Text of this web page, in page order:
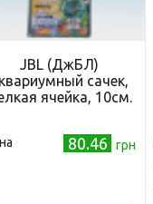
JBL (ДжБЛ)
сачек,
ячейка, 10см.
80.46 грн